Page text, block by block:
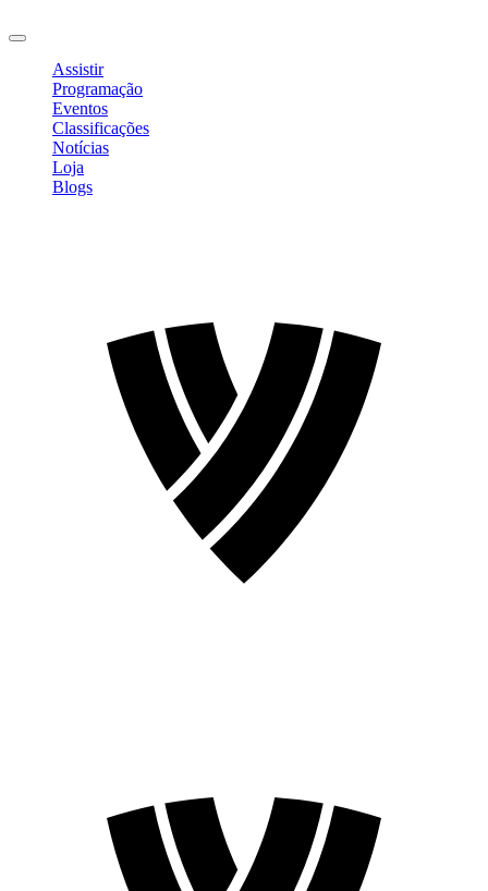
Assistir
Programação
Eventos
Classificações
Notícias
Loja
Blogs